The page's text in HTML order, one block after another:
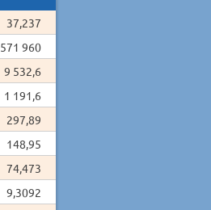
37,237
571 960
9 532,6
1 191,6
297,89
148,95
74,473
9,3092